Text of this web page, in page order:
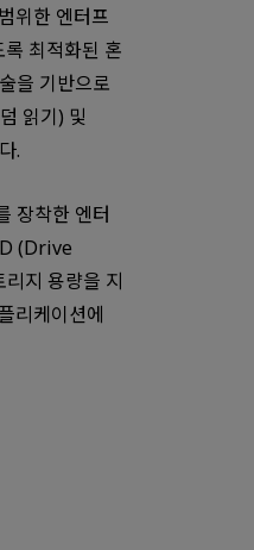
위한 엔터프
최적화된 혼
을 기반으로
읽기) 및
.
장착한 엔터
(Drive
지 용량을 지
리케이션에